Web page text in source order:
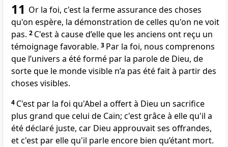
11 Or la foi, c'est la ferme assurance des choses
qu'on espère, la démonstration de celles qu'on ne voit
pas. 2 C'est à cause d’elle que les anciens ont reçu un
témoignage favorable. 3 Par la foi, nous comprenons
que l’univers a été formé par la parole de Dieu, de
sorte que le monde visible n’a pas été fait à partir des
choses visibles.
4 C'est par la foi qu'Abel a offert à Dieu un sacrifice
plus grand que celui de Caïn; c'est grâce à elle qu'il a
été déclaré juste, car Dieu approuvait ses offrandes,
et c'est par elle qu'il parle encore bien qu’étant mort.